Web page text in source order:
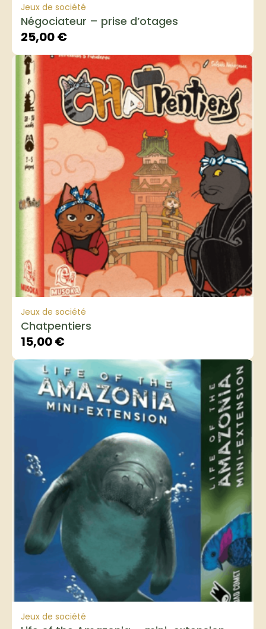
Jeux de société
Négociateur – prise d’otages
25,00€
Jeux de société
Chatpentiers
15,00€
Jeux de société